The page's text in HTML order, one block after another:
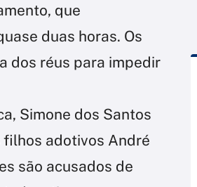
que
duas horas. Os
dos réus para impedir
Simone dos Santos
filhos adotivos André
são acusados de